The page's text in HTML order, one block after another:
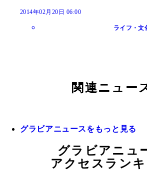
2014年02月20日 06:00
ライフ・文
関連ニュー
グラビアニュースをもっと見る
グラビアニュ
アクセスラン